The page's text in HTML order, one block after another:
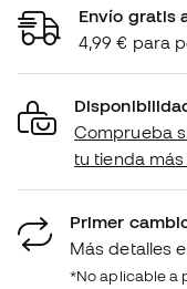
Envío gratis
4,99 € para
Comprueba
tu tienda
Primer
Más detalles
*No aplicable a